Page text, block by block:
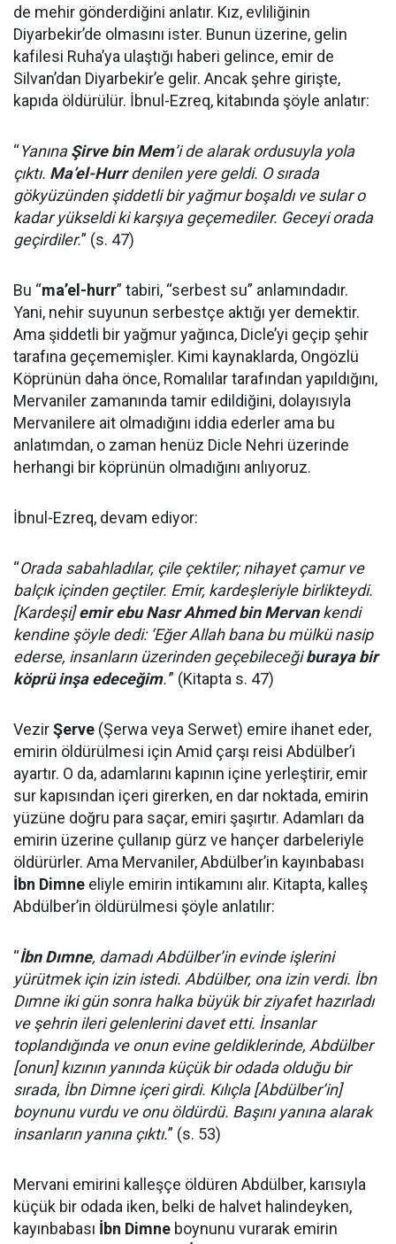
de mehir gönderdiğini anlatır. Kız, evliliğinin
Diyarbekir’de olmasını ister. Bunun üzerine, gelin
kafilesi Ruha’ya ulaştığı haberi gelince, emir de
Silvan’dan Diyarbekir’e gelir. Ancak şehre girişte,
kapıda öldürülür. İbnul-Ezreq, kitabında şöyle anlatır:
“YanınaŞirve bin Mem’i de alarak ordusuyla yola
çıktı. Ma’el-Hurrdenilen yere geldi. O sırada
gökyüzünden şiddetli bir yağmur boşaldı ve sular o
kadar yükseldi ki karşıya geçemediler. Geceyi orada
geçirdiler.” (s. 47)
Bu “ma’el-hurr” tabiri, “serbest su” anlamındadır.
Yani, nehir suyunun serbestçe aktığı yer demektir.
Ama şiddetli bir yağmur yağınca, Dicle’yi geçip şehir
tarafına geçememişler. Kimi kaynaklarda, Ongözlü
Köprünün daha önce, Romalılar tarafından yapıldığını,
Mervaniler zamanında tamir edildiğini, dolayısıyla
Mervanilere ait olmadığını iddia ederler ama bu
anlatımdan, o zaman henüz Dicle Nehri üzerinde
herhangi bir köprünün olmadığını anlıyoruz.
İbnul-Ezreq, devam ediyor:
“Orada sabahladılar, çile çektiler; nihayet çamur ve
balçık içinden geçtiler. Emir, kardeşleriyle birlikteydi.
[Kardeşi]emir ebu Nasr Ahmed bin Mervankendi
kendine şöyle dedi: ‘Eğer Allah bana bu mülkü nasip
ederse, insanların üzerinden geçebileceğiburaya bir
köprü inşa edeceğim.'” (Kitapta s. 47)
VezirŞerve (Şerwa veya Serwet) emire ihanet eder,
emirin öldürülmesi için Amid çarşı reisi Abdülber’i
ayartır. O da, adamlarını kapının içine yerleştirir, emir
sur kapısından içeri girerken, en dar noktada, emirin
yüzüne doğru para saçar, emiri şaşırtır. Adamları da
emirin üzerine çullanıp gürz ve hançer darbeleriyle
öldürürler. Ama Mervaniler, Abdülber’in kayınbabası
İbn Dimne eliyle emirin intikamını alır. Kitapta, kalleş
Abdülber’in öldürülmesi şöyle anlatılır:
“İbn Dımne, damadı Abdülber’in evinde işlerini
yürütmek için izin istedi. Abdülber, ona izin verdi. İbn
Dımne iki gün sonra halka büyük bir ziyafet hazırladı
ve şehrin ileri gelenlerini davet etti. İnsanlar
toplandığında ve onun evine geldiklerinde, Abdülber
[onun] kızının yanında küçük bir odada olduğu bir
sırada, İbn Dimne içeri girdi. Kılıçla [Abdülber’in]
boynunu vurdu ve onu öldürdü. Başını yanına alarak
insanların yanına çıktı.” (s. 53)
Mervani emirini kalleşçe öldüren Abdülber, karısıyla
küçük bir odada iken, belki de halvet halindeyken,
kayınbabası İbn Dimne boynunu vurarak emirin